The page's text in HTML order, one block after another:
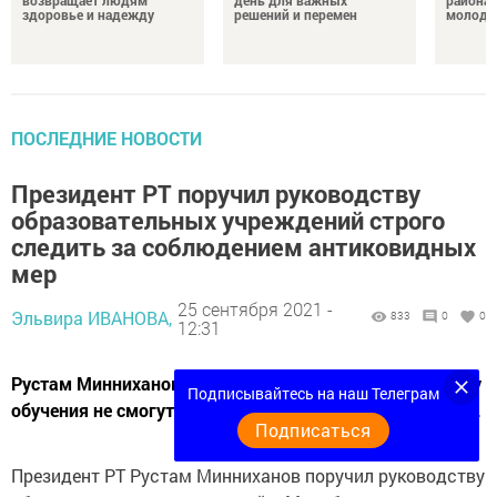
здоровье и надежду
решений и перемен
ПОСЛЕДНИЕ НОВОСТИ
Президент РТ поручил руководству
образовательных учреждений строго
следить за соблюдением антиковидных
мер
Эльвира ИВАНОВА, 25 сентября 2021 -
12:31
833 0 0
Рустам Минниханов отметил, что традиционную форму
обучения не смогут заменить никакие онлайн-системы.
Президент РТ Рустам Минниханов поручил руководству
Подписывайтесь на наш Телеграм
Подписаться